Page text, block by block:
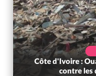
Côte d'Ivoire :
contre les